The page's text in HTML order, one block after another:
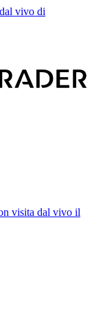
vivo di
visita dal vivo il